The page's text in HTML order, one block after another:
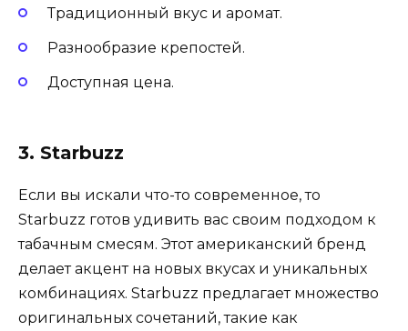
Традиционный вкус и аромат.
Разнообразие крепостей.
Доступная цена.
3. Starbuzz
Если вы искали что-то современное, то
Starbuzz готов удивить вас своим подходом к
табачным смесям. Этот американский бренд
делает акцент на новых вкусах и уникальных
комбинациях. Starbuzz предлагает множество
оригинальных сочетаний, такие как